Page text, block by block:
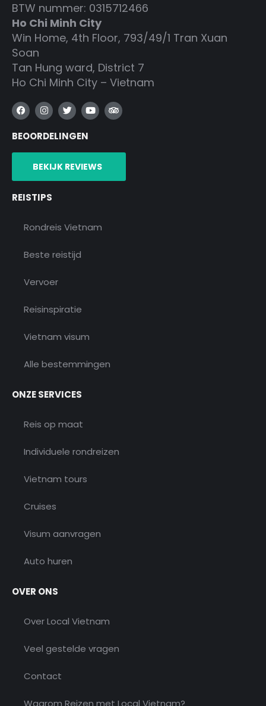
BTW nummer: 0315712466
Ho Chi Minh City
Win Home, 4th Floor, 793/49/1 Tran Xuan
Soan
Tan Hung ward, District 7
Ho Chi Minh City – Vietnam
F
a
c
e
o
I
n
s
t
g
r
m
T
w
i
t
e
r
Y
o
b
e
T
r
d
s
BEOORDELINGEN
BEKIJK REVIEWS
REISTIPS
Rondreis Vietnam
Beste reistijd
Vervoer
Reisinspiratie
Vietnam visum
Alle bestemmingen
ONZE SERVICES
Reis op maat
Individuele rondreizen
Vietnam tours
Cruises
Visum aanvragen
Auto huren
OVER ONS
Over Local Vietnam
Veel gestelde vragen
Contact
Waarom Reizen met Local Vietnam?